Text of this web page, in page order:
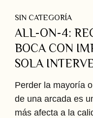
SIN CATEGORÍA
ALL-ON-4:
BOCA CON
SOLA
Perder la mayoría
de una arcada es
más afecta a la